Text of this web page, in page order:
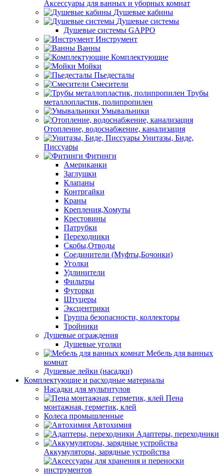
Аксессуары для ванных и уборных комнат
Душевые кабины
Душевые системы
Душевые системы GAPPO
Инструмент
Ванны
Комплектующие
Мойки
Пьедесталы
Смесители
Трубы
металлопластик, полипропилен
Умывальники
Отопление, водоснабжение, канализация
Унитазы, Биде,
Писсуары
Фитинги
Американки
Заглушки
Клапаны
Контргайки
Краны
Крепления,Хомуты
Крестовины
Патрубки
Переходники
Скобы,Отводы
Соединители (Муфты,Бочонки)
Уголки
Удлинители
Фильтры
Футорки
Штуцеры
Эксцентрики
Группа безопасности, коллекторы
Тройники
Душевые ограждения
Душевые уголки
Мебель для ванных
комнат
Душевые лейки (насадки)
Комплектующие и расходные материалы
Насадки для мультитулов
Пена
монтажная, герметик, клей
Колеса промышленные
Автохимия
Адаптеры, переходники
Аккумуляторы, зарядные устройства